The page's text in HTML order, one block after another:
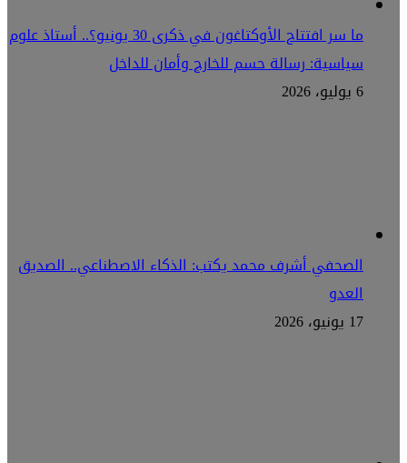
ما سر افتتاح الأوكتاغون في ذكرى 30 يونيو؟.. أستاذ علوم
سياسية: رسالة حسم للخارج وأمان للداخل
6 يوليو، 2026
الصحفي أشرف محمد يكتب: الذكاء الاصطناعي.. الصديق
العدو
17 يونيو، 2026